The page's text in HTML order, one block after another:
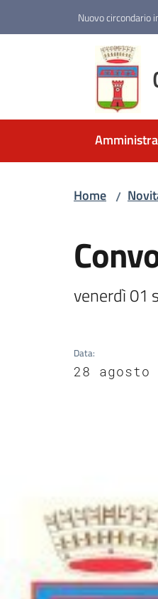
Nuovo circondario
Home /
venerdì 01
Data:
28 agosto